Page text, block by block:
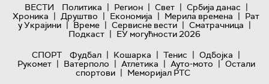
ВЕСТИ Политика | Регион | Свет | Србија данас |
Хроника | Друштво | Економија | Мерила времена | Рат
у Украјини | Време | Сервисне вести | Сматрачница |
Подкаст | ЕУ могућности 2026
СПОРТ
Фудбал | Кошарка | Тенис | Одбојка |
Рукомет | Ватерполо | Атлетика | Ауто-мото | Остали
спортови | Меморијал РТС